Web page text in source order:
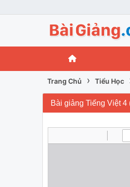
Trang Chủ › Tiểu Học
Bài giảng Tiếng Việt 4